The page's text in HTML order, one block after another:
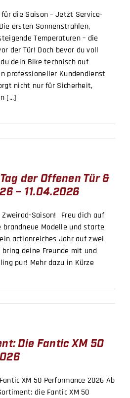
die Saison – Jetzt Service-
ersten Sonnenstrahlen,
Temperaturen – die
der Tür! Doch bevor du voll
dein Bike technisch auf
professioneller Kundendienst
nicht nur für Sicherheit,
[...]
der Offenen Tür &
– 11.04.2026
Saison! Freu dich auf
brandneue Modelle und starte
actionreiches Jahr auf zwei
deine Freunde mit und
pur! Mehr dazu in Kürze
Die Fantic XM 50
XM 50 Performance 2026 Ab
die Fantic XM 50